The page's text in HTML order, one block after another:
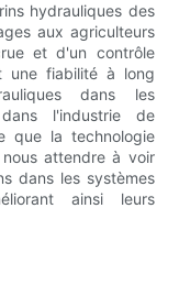
hydrauliques des
aux agriculteurs
et d'un contrôle
une fiabilité à long
dans les
l'industrie de
que la technologie
attendre à voir
dans les systèmes
ainsi leurs